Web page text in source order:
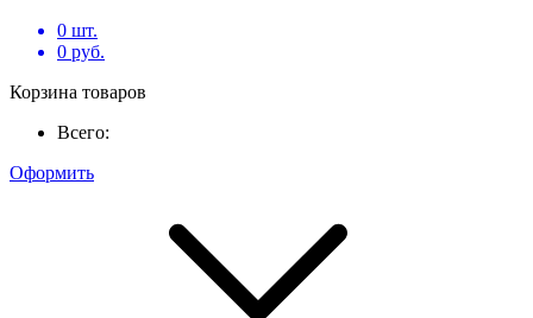
0 шт.
0 руб.
Корзина товаров
Всего:
Оформить